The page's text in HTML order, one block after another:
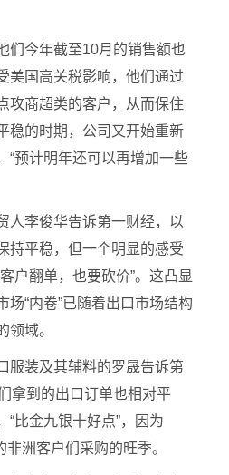
们今年截至10月的销售额也
美国高关税影响，他们通过
攻商超类的客户，从而保住
稳的时期，公司又开始重新
“预计明年还可以再增加一些
人李俊华告诉第一财经，以
持平稳，但一个明显的感受
户翻单，也要砍价”。这凸显
场“内卷”已随着出口市场结构
领域。
服装及其辅料的罗晟告诉第
拿到的出口订单也相对平
比金九银十好点”，因为
洲客户们采购的旺季。